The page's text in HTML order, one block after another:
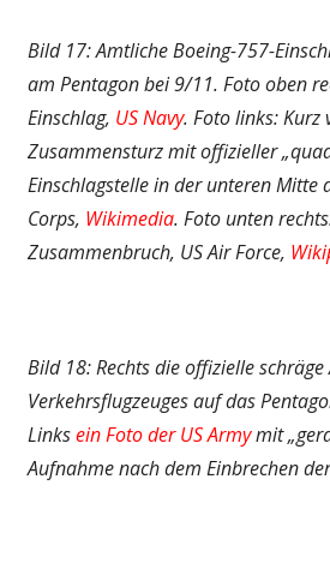
Bild 17: Amtliche Boeing-757-
am Pentagon bei 9/11. Foto oben
Einschlag, US Navy. Foto links: Kurz
Zusammensturz mit offizieller
Einschlagstelle in der unteren Mitte
Corps, Wikimedia. Foto unten
Zusammenbruch, US Air Force,
Bild 18: Rechts die offizielle
Verkehrsflugzeuges auf das
Linksein Foto der US Armymit
Aufnahme nach dem Einbrechen